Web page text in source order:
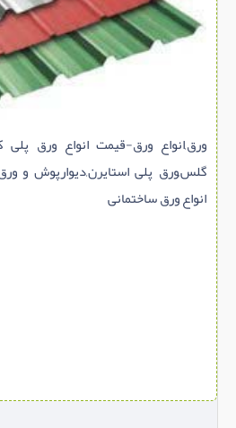
پله,نرده,حفاظ
برقی,روشنایی,ایمنی
محوطه سازی و نما
ماشین آلات ساختمانی
ورق,انواع ورق-قیمت انواع ورق پلی
انواع ورق ساختمانی